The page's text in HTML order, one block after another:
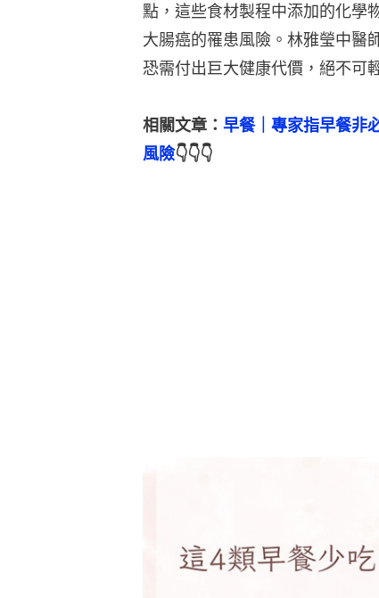
點，這些食材製程中添加的化學
大腸癌的罹患風險。林雅瑩中醫
恐需付出巨大健康代價，絕不可
相關文章： 早餐｜專家指早餐非
風險👇👇👇